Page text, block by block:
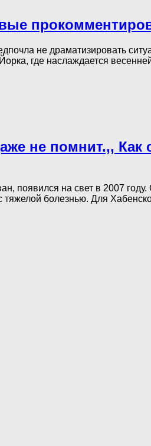
не драматизировать
где наслаждается
не помнит.,,
появился на свет в 2007
болезнью. Для